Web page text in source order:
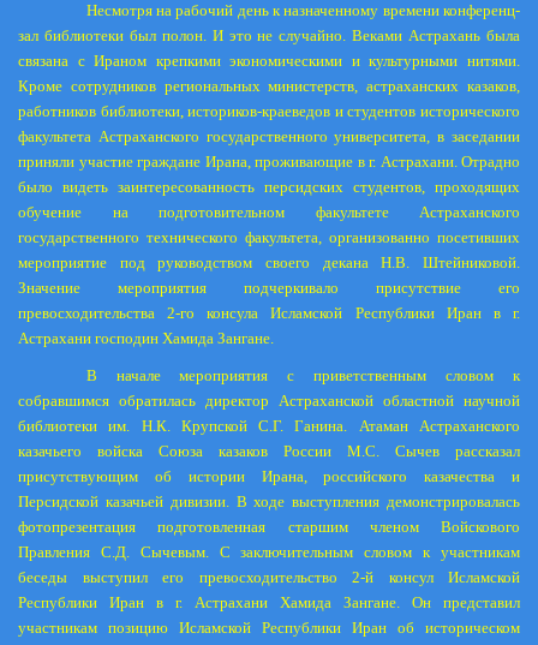
Несмотря на рабочий день к назначенному времени конференц-
зал библиотеки был полон. И это не случайно. Веками Астрахань была
связана с Ираном крепкими экономическими и культурными нитями.
Кроме сотрудников региональных министерств, астраханских казаков,
работников библиотеки, историков-краеведов и студентов исторического
факультета Астраханского государственного университета, в заседании
приняли участие граждане Ирана, проживающие в г. Астрахани. Отрадно
было видеть заинтересованность персидских студентов, проходящих
обучение на подготовительном факультете Астраханского
государственного технического факультета, организованно посетивших
мероприятие под руководством своего декана Н.В. Штейниковой.
Значение мероприятия подчеркивало присутствие его
превосходительства 2-го консула Исламской Республики Иран в г.
Астрахани господин Хамида Зангане.
В начале мероприятия с приветственным словом к
собравшимся обратилась директор Астраханской областной научной
библиотеки им. Н.К. Крупской С.Г. Ганина. Атаман Астраханского
казачьего войска Союза казаков России М.С. Сычев рассказал
присутствующим об истории Ирана, российского казачества и
Персидской казачьей дивизии. В ходе выступления демонстрировалась
фотопрезентация подготовленная старшим членом Войскового
Правления С.Д. Сычевым. С заключительным словом к участникам
беседы выступил его превосходительство 2-й консул Исламской
Республики Иран в г. Астрахани Хамида Зангане. Он представил
участникам позицию Исламской Республики Иран об историческом